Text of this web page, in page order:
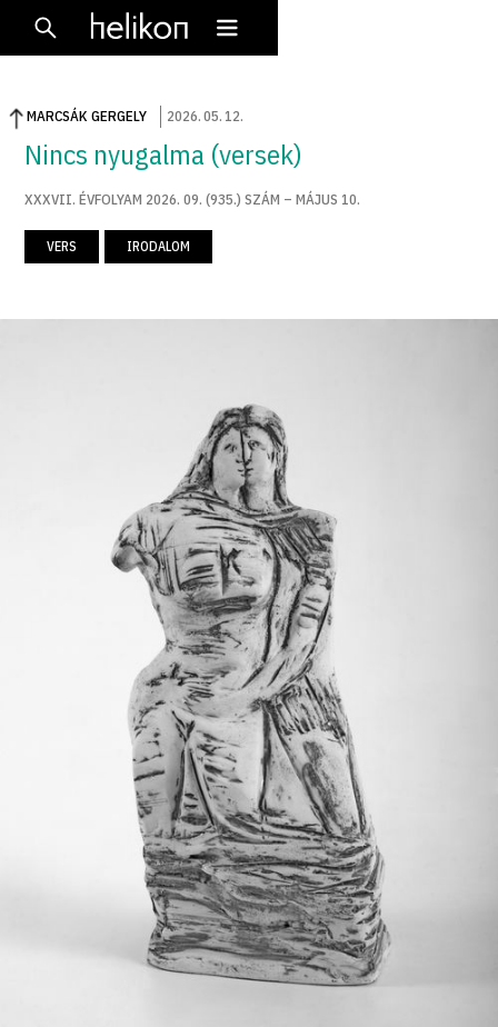
MARCSÁK GERGELY 2026.05. 12.
Nincs nyugalma (versek)
XXXVII. ÉVFOLYAM 2026. 09. (935.) SZÁM – MÁJUS 10.
VERS IRODALOM